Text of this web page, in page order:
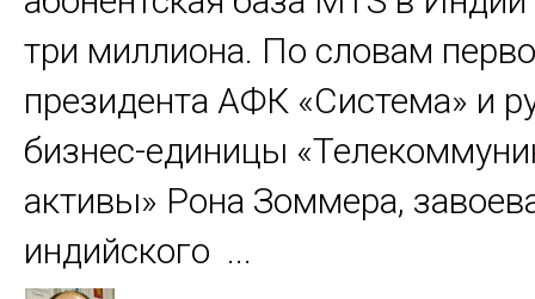
три миллиона. По словам
президента АФК «Система» и
бизнес-единицы
активы» Рона Зоммера,
индийского ...